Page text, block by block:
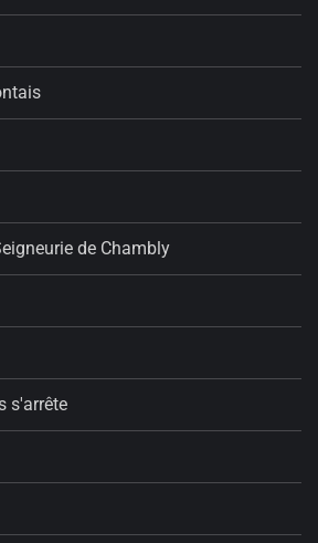
de Chambly
s'arrête